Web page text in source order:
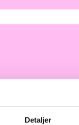
Detaljer